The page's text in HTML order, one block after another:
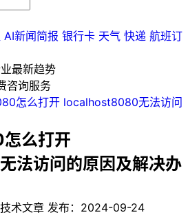
AI新闻简报 银行卡 天气 快递 航班订
最新趋势
咨询服务
怎么打开 localhost8080无法访问
么打开
访问的原因及解决办
技术文章 发布： 2024-09-24